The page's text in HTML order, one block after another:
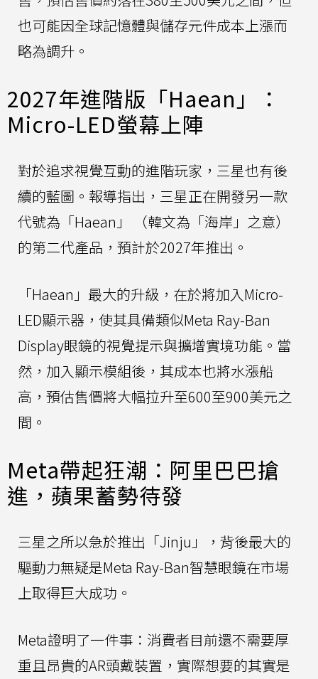
也可能因全球記憶體與儲存元件成本上漲而
略為調升。
2027年進階版「Haean」：
Micro-LED螢幕上陣
對於追求視覺互動的進階玩家，三星也有後
續的藍圖。報導指出，三星正在開發另一款
代號為「Haean」 （韓文為「海岸」之意）
的第二代產品，預計於2027年推出。
「Haean」最大的升級，在於將加入Micro-
LED顯示器，使其具備類似Meta Ray-Ban
Display眼鏡的視覺提示與擴增實境功能。當
然，加入顯示模組後，其成本也將水漲船
高，預估售價將大幅拉升至600至900美元之
間。
Meta帶起狂潮：阿里巴巴搶
進，蘋果蓄勢待發
三星之所以急於推出「Jinju」，背後最大的
驅動力無疑是Meta Ray-Ban智慧眼鏡在市場
上取得巨大成功。
Meta證明了一件事：消費者目前還不需要厚
重且昂貴的AR頭戴裝置，實際想要的其實是